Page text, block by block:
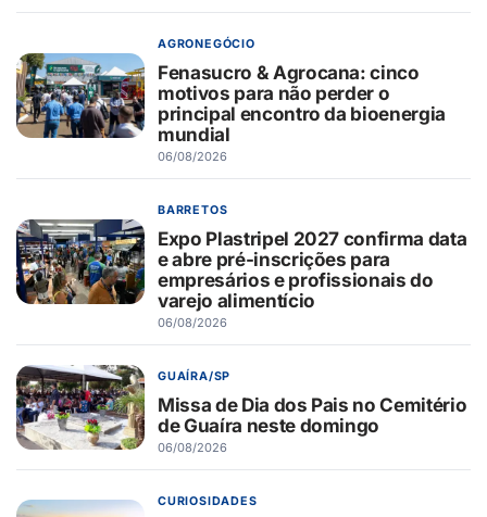
AGRONEGÓCIO
Fenasucro & Agrocana: cinco
motivos para não perder o
principal encontro da bioenergia
mundial
06/08/2026
BARRETOS
Expo Plastripel 2027 confirma data
e abre pré-inscrições para
empresários e profissionais do
varejo alimentício
06/08/2026
GUAÍRA/SP
Missa de Dia dos Pais no Cemitério
de Guaíra neste domingo
06/08/2026
CURIOSIDADES